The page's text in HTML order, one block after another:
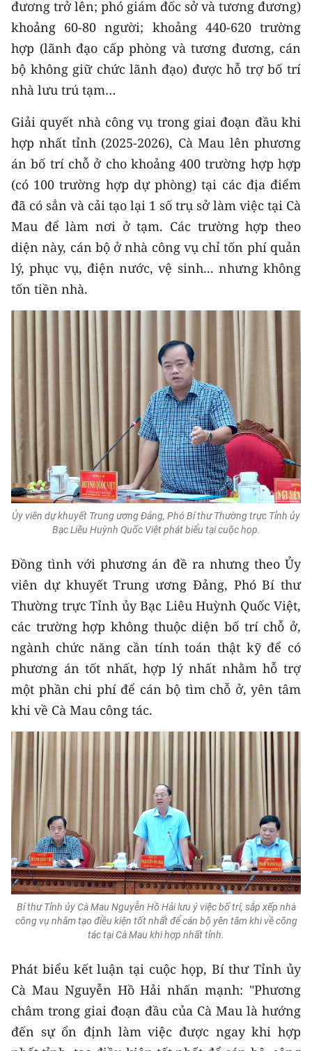
ENGLISH
中文
FRANÇAIS
ESPAÑOL
한국어
đương trở lên; phó giám đốc sở và tương đương)
khoảng 60-80 người; khoảng 440-620 trường
hợp (lãnh đạo cấp phòng và tương đương, cán
bộ không giữ chức lãnh đạo) được hỗ trợ bố trí
nhà lưu trú tạm…
Giải quyết nhà công vụ trong giai đoạn đầu khi
hợp nhất tỉnh (2025-2026), Cà Mau lên phương
án bố trí chỗ ở cho khoảng 400 trường hợp hợp
(có 100 trường hợp dự phòng) tại các địa điểm
đã có sẳn và cải tạo lại 1 số trụ sở làm việc tại Cà
Mau để làm nơi ở tạm. Các trường hợp theo
diện này, cán bộ ở nhà công vụ chỉ tốn phí quản
lý, phục vụ, điện nước, vệ sinh... nhưng không
tốn tiền nhà.
Ủy viên dự khuyết Trung ương Đảng, Phó Bí thư Thường trực Tỉnh ủy
Bạc Liêu Huỳnh Quốc Việt phát biểu tại cuộc họp.
Đồng tình với phương án đề ra nhưng theo Ủy
viên dự khuyết Trung ương Đảng, Phó Bí thư
Thường trực Tỉnh ủy Bạc Liêu Huỳnh Quốc Việt,
các trường hợp không thuộc diện bố trí chỗ ở,
ngành chức năng cần tính toán thật kỹ để có
phương án tốt nhất, hợp lý nhất nhằm hỗ trợ
một phần chi phí để cán bộ tìm chỗ ở, yên tâm
khi về Cà Mau công tác.
Bí thư Tỉnh ủy Cà Mau Nguyễn Hồ Hải lưu ý việc bố trí, sắp xếp nhà
công vụ nhằm tạo điều kiện tốt nhất để cán bộ yên tâm khi về công
tác tại Cà Mau khi hợp nhất tỉnh.
Phát biểu kết luận tại cuộc họp, Bí thư Tỉnh ủy
Cà Mau Nguyễn Hồ Hải nhấn mạnh: "Phương
châm trong giai đoạn đầu của Cà Mau là hướng
đến sự ổn định làm việc được ngay khi hợp